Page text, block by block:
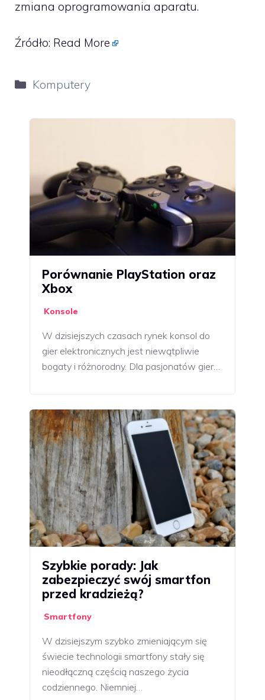
zmiana oprogramowania aparatu.
Źródło: Read More
Kategorie
Komputery
Porównanie PlayStation oraz
Xbox
Konsole
W dzisiejszych czasach rynek konsol do
gier elektronicznych jest niewątpliwie
bogaty i różnorodny. Dla pasjonatów gier…
Szybkie porady: Jak
zabezpieczyć swój smartfon
przed kradzieżą?
Smartfony
W dzisiejszym szybko zmieniającym się
świecie technologii smartfony stały się
nieodłączną częścią naszego życia
codziennego. Niemniej…